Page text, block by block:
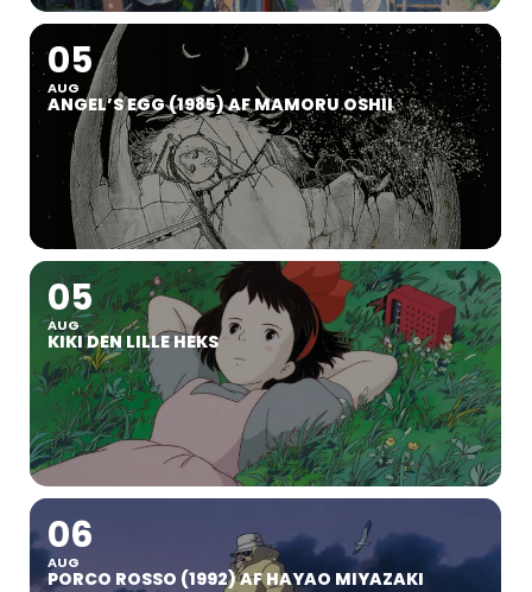
05
AUG
ANGEL’S EGG (1985) AF MAMORU OSHII
05
AUG
KIKI DEN LILLE HEKS
06
AUG
PORCO ROSSO (1992) AF HAYAO MIYAZAKI